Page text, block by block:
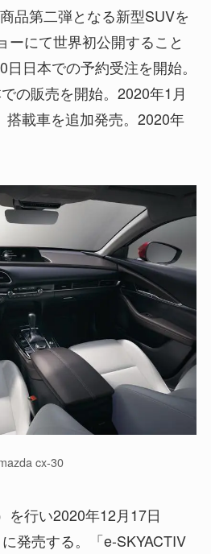
品第二弾となる新型SUVを
ーにて世界初公開すること
日本での予約受注を開始。
の販売を開始。2020年1月
搭載車を追加発売。2020年
cx-30
を行い2020年12月17日
に発売する。「e-SKYACTIV